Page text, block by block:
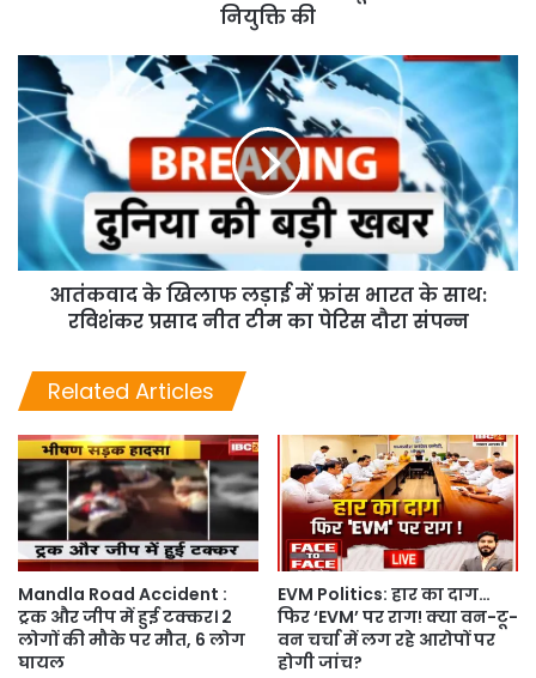
नियुक्ति की
आतंकवाद के खिलाफ लड़ाई में फ्रांस भारत के साथ:
रविशंकर प्रसाद नीत टीम का पेरिस दौरा संपन्न
Related Articles
Mandla Road Accident :
ट्रक और जीप में हुई टक्कर। 2
लोगों की मौके पर मौत, 6 लोग
घायल
EVM Politics: हार का दाग…
फिर ‘EVM’ पर राग! क्या वन-टू-
वन चर्चा में लग रहे आरोपों पर
होगी जांच?